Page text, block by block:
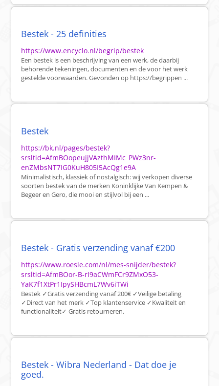
Bestek - 25 definities
https://www.encyclo.nl/begrip/bestek
Een bestek is een beschrijving van een werk, de daarbij
behorende tekeningen, documenten en de voor het werk
gestelde voorwaarden. Gevonden op https://begrippen ...
Bestek
https://bk.nl/pages/bestek?
srsltid=AfmBOopeujjVAzthMIMc_PWz3nr-
enZMbsNT7IG0KuH805I5AcQg1e9A
Minimalistisch, klassiek of nostalgisch: wij verkopen diverse
soorten bestek van de merken Koninklijke Van Kempen &
Begeer en Gero, die mooi en stijlvol bij een ...
Bestek - Gratis verzending vanaf €200
https://www.roesle.com/nl/mes-snijder/bestek?
srsltid=AfmBOor-B-rI9aCWmFCr9ZMxO53-
YaK7f1XtPr1IpySHBcmL7Wv6iTWi
Bestek ✓Gratis verzending vanaf 200€ ✓Veilige betaling
✓Direct van het merk ✓Top klantenservice ✓Kwaliteit en
functionaliteit✓ Gratis retourneren.
Bestek - Wibra Nederland - Dat doe je
goed.